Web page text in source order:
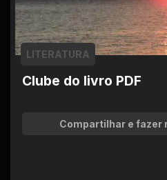
Clube do livro PDF
LITERATURA
Compartilhar e fazer